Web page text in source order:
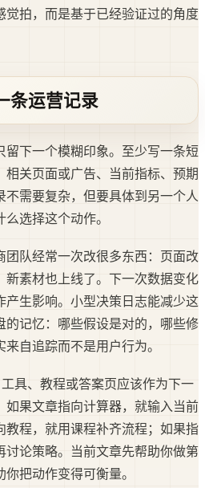
觉拍，而是基于已经验证过的角度
条运营记录
留下一个模糊印象。至少写一条短
关页面或广告、当前指标、预期
需要复杂，但要具体到另一个人
选择这个动作。
团队经常一次改很多东西：页面改
新素材也上线了。下一次数据变化
产生影响。小型决策日志能减少这
的记忆：哪些假设是对的，哪些修
自追踪而不是用户行为。
具、教程或答案页应该作为下一
如果文章指向计算器，就输入当前
教程，就用课程补齐流程；如果指
讨论策略。当前文章先帮助你做第
把动作变得可衡量。